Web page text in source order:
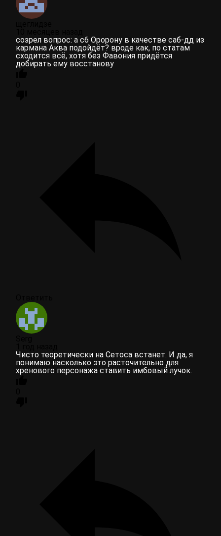
созрел вопрос: а с6 Оророну в качестве саб-дд из
кармана Аква подойдёт? вроде как, по статам
сходится всё, хотя без Фавония придётся
добирать ему восстанову
Чисто теоретически на Сетоса встанет. И да, я
понимаю насколько это расточительно для
хренового персонажа ставить имбовый лучок.